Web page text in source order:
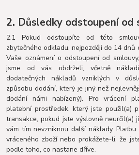
2. Důsledky odstoupení od
2.1 Pokud odstoupíte od této
zbytečného odkladu, nejpozději do 14 dnů
Vaše oznámení o odstoupení od
jsme od vás obdrželi, včetně
dodatečných nákladů vzniklých v
způsobu dodání, který je jiný než
dodání námi nabízený). Pro vrácení
platební prostředek, který jste použil(a)
transakce, pokud jste výslovně neurčil(a)
vám tím nevzniknou další náklady.
vráceného zboží nebo prokážete-li, že
podle toho, co nastane dříve.